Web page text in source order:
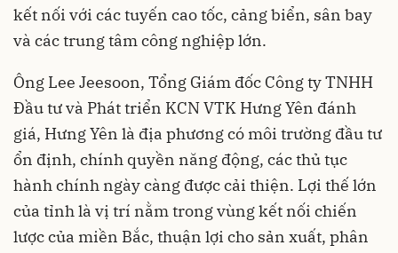
kết nối với các tuyến cao tốc, cảng biển, sân bay
và các trung tâm công nghiệp lớn.
Ông Lee Jeesoon, Tổng Giám đốc Công ty TNHH
Đầu tư và Phát triển KCN VTK Hưng Yên đánh
giá, Hưng Yên là địa phương có môi trường đầu tư
ổn định, chính quyền năng động, các thủ tục
hành chính ngày càng được cải thiện. Lợi thế lớn
của tỉnh là vị trí nằm trong vùng kết nối chiến
lược của miền Bắc, thuận lợi cho sản xuất, phân